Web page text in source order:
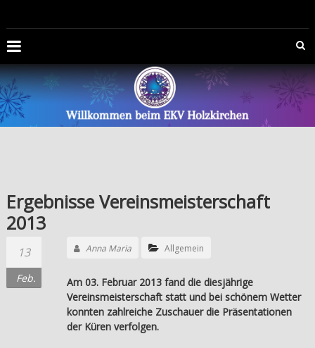
EISKUNSTLAUFVEREIN
HOLZKIRCHEN
E.V.
Die
Offizelle
e.V.
Ergebnisse Vereinsmeisterschaft
2013
13
Feb.
Anna Maria Allgemein
Am 03. Februar 2013 fand die diesjährige
Vereinsmeisterschaft statt und bei schönem Wetter
konnten zahlreiche Zuschauer die Präsentationen
der Küren verfolgen.